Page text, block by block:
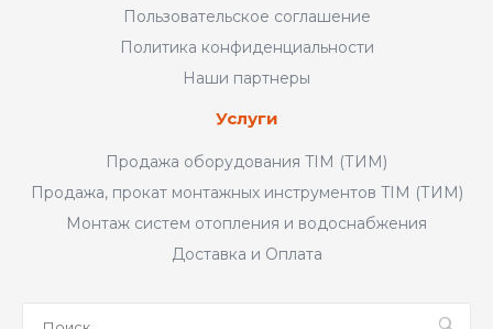
Пользовательское соглашение
Политика конфиденциальности
Наши партнеры
Услуги
Продажа оборудования TIM (ТИМ)
Продажа, прокат монтажных инструментов TIM (ТИМ)
Монтаж систем отопления и водоснабжения
Доставка и Оплата